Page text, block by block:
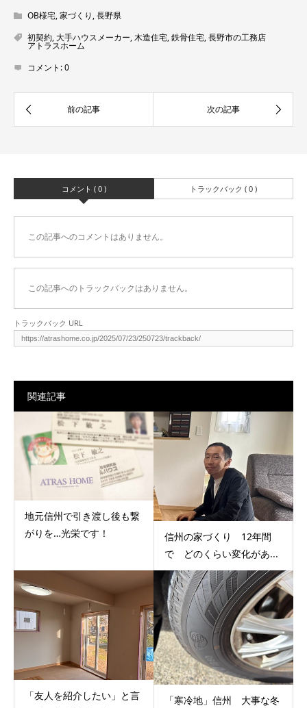
OB様宅,家づくり ,長野県
初契約,大手ハウスメーカー,木造住宅,鉄骨住宅,長野市の工務店
アトラスホーム
コメント:0
コメント ( 0 ) トラックバック ( 0 )
この記事へのコメントはありません。
この記事へのトラックバックはありません。
トラックバック URL
関連記事
地元信州で引き渡し後も繋
がりを…光栄です！
信州の家づくり 12年間
で どのくらい変化があ...
「友人を紹介したい」と言
「寒冷地」信州 大事な冬